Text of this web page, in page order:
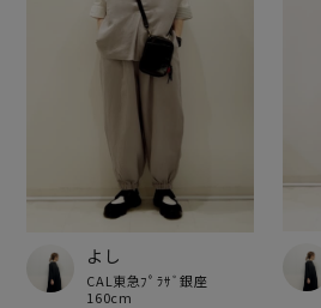
よし
CAL東急ﾌﾟﾗｻﾞ銀座
160cm